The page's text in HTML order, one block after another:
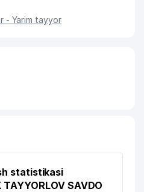
- Yarim tayyor
statistikasi
SAVDO